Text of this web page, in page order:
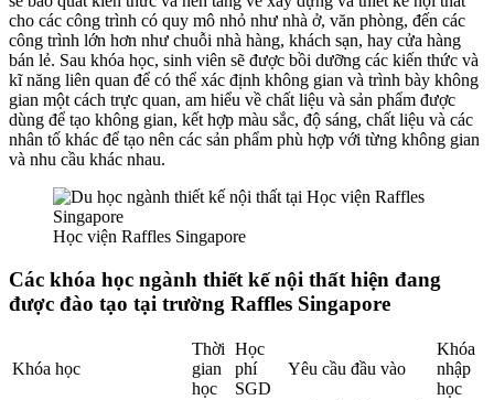
cho các công trình có quy mô nhỏ như nhà ở, văn phòng, đến các
công trình lớn hơn như chuỗi nhà hàng, khách sạn, hay cửa hàng
bán lẻ. Sau khóa học, sinh viên sẽ được bồi dưỡng các kiến thức và
kĩ năng liên quan để có thể xác định không gian và trình bày không
gian một cách trực quan, am hiểu về chất liệu và sản phẩm được
dùng để tạo không gian, kết hợp màu sắc, độ sáng, chất liệu và các
nhân tố khác để tạo nên các sản phẩm phù hợp với từng không gian
và nhu cầu khác nhau.
Học viện Raffles Singapore
Các khóa học ngành thiết kế nội thất hiện đang
được đào tạo tại trường Raffles Singapore
Khóa học
Thời
gian
học
Học
phí
SGD
Yêu cầu đầu vào
Khóa
nhập
học